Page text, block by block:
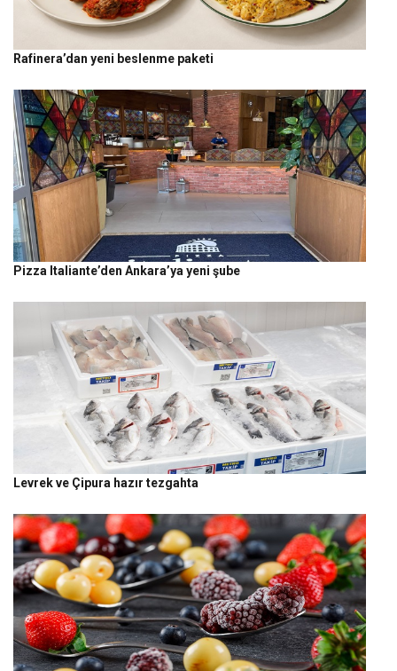
Rafinera’dan yeni beslenme paketi
Pizza Italiante’den Ankara’ya yeni şube
Levrek ve Çipura hazır tezgahta